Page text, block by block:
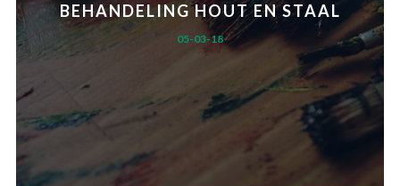
BEHANDELING HOUT EN STAAL
05-03-18